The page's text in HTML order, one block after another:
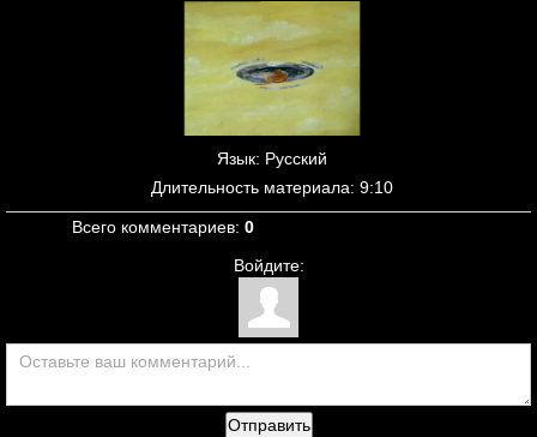
Язык: Русский
Длительность материала: 9:10
Всего комментариев: 0
Войдите:
Отправить